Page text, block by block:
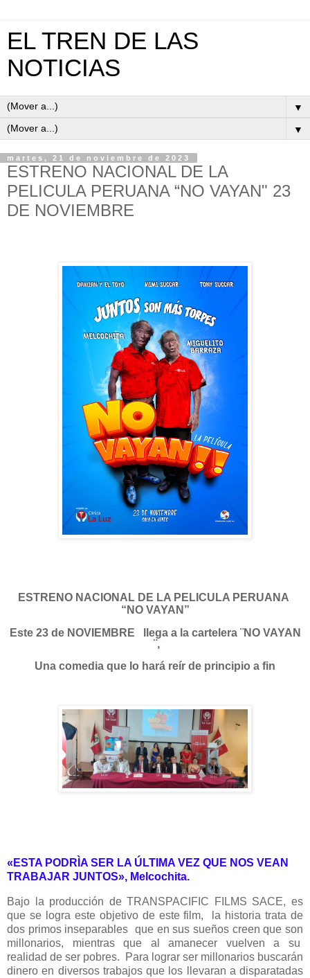
EL TREN DE LAS
NOTICIAS
▼
▼
martes, 21 de noviembre de 2023
ESTRENO NACIONAL DE LA
PELICULA PERUANA “NO VAYAN" 23
DE NOVIEMBRE
ESTRENO NACIONAL DE LA PELICULA PERUANA
“NO VAYAN”
Este 23 de NOVIEMBRE
llega a la cartelera ¨NO VAYAN
¨,
Una comedia que lo hará reír de principio a fin
«ESTA PODRÌA SER LA ÚLTIMA VEZ QUE NOS VEAN
TRABAJAR JUNTOS», Melcochita.
Bajo la producción de TRANSPACIFIC FILMS SACE, es
que se logra este objetivo de este film, la historia trata de
dos primos inseparables que en sus sueños creen que son
millonarios, mientras que al amanecer vuelven a su
realidad de ser pobres.
Para lograr ser millonarios buscarán
dinero en diversos trabajos que los llevaran a disparatadas